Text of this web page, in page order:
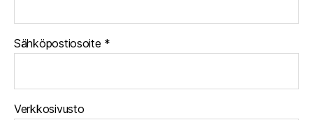
Sähköpostiosoite *
Verkkosivusto